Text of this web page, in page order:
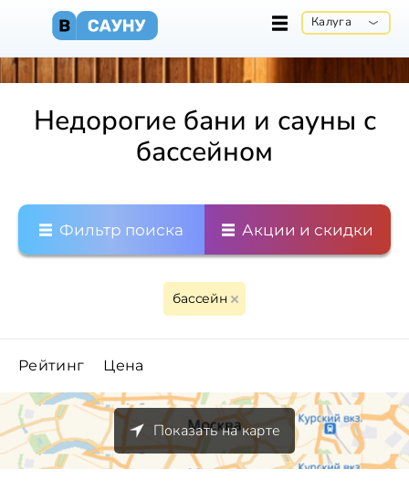
Калуга
Недорогие бани и сауны с
бассейном
Фильтр поиска Акции и скидки
бассейн
Рейтинг Цена
Показать на карте